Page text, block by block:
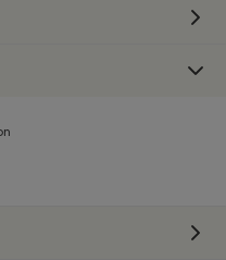
en molleton / à
en molleton(Sweatpants)